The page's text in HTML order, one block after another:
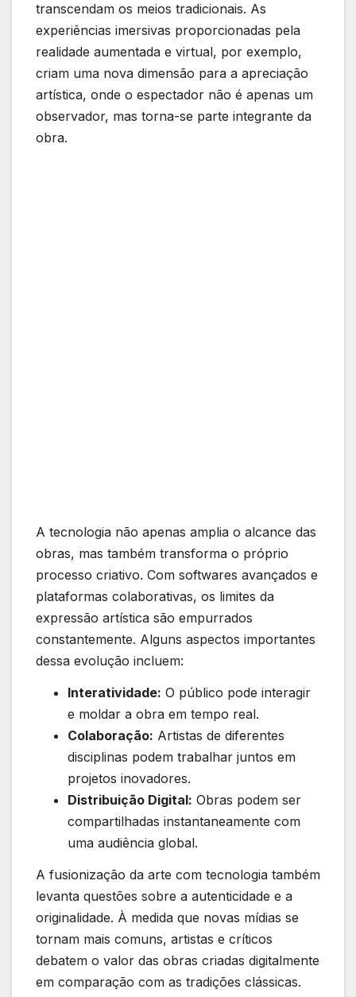
transcendam os meios tradicionais. As
experiências imersivas proporcionadas pela
realidade aumentada e virtual, por exemplo,
criam‍ uma ⁤nova dimensão ‍para a apreciação
artística, onde o espectador não é apenas ​um
observador, mas torna-se parte‌ integrante da
obra.
A tecnologia não​ apenas amplia o alcance das
obras, mas também transforma o próprio
processo criativo. Com softwares avançados e
plataformas colaborativas, os limites da
expressão artística ‍são empurrados
constantemente. Alguns aspectos importantes‍
dessa evolução incluem:
Interatividade: O público pode interagir
e moldar ​a obra em ⁢tempo real.
Colaboração: Artistas de diferentes
disciplinas podem trabalhar juntos⁤ em
projetos inovadores.
Distribuição Digital: Obras podem ser
compartilhadas instantaneamente ⁣com
⁤uma⁢ audiência global.
A fusionização da arte com tecnologia também
levanta questões sobre a​ autenticidade e a
originalidade. À medida que novas‍ mídias se
tornam mais comuns, artistas e críticos
debatem o valor das obras criadas digitalmente
em comparação com as tradições ​clássicas.⁤